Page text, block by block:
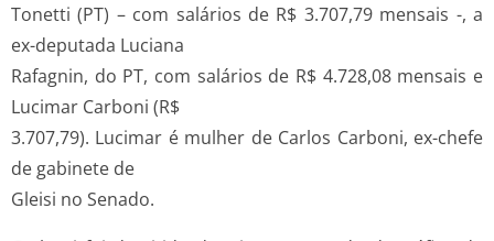
Tonetti (PT) – com salários de R$ 3.707,79 mensais -, a
ex-deputada Luciana
Rafagnin, do PT, com salários de R$ 4.728,08 mensais e
Lucimar Carboni (R$
3.707,79). Lucimar é mulher de Carlos Carboni, ex-chefe
de gabinete de
Gleisi no Senado.